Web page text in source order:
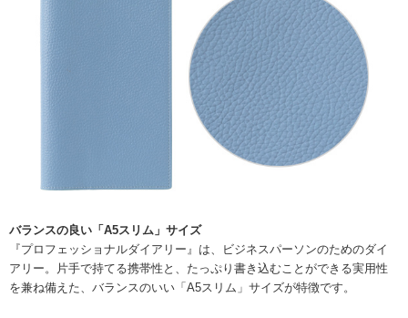
バランスの良い「A5スリム」サイズ
『プロフェッショナルダイアリー』は、ビジネスパーソンのためのダイ
アリー。片手で持てる携帯性と、たっぷり書き込むことができる実用性
を兼ね備えた、バランスのいい「A5スリム」サイズが特徴です。